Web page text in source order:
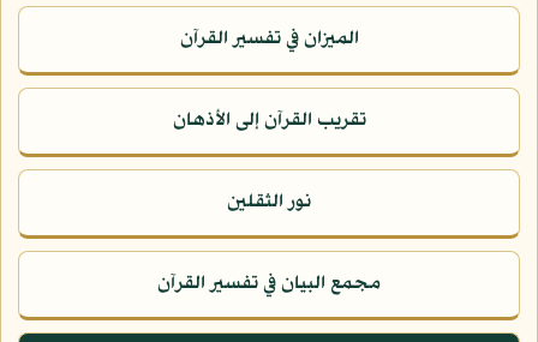
الميزان في تفسير القرآن
تقريب القرآن إلى الأذهان
نور الثقلين
مجمع البيان في تفسير القرآن